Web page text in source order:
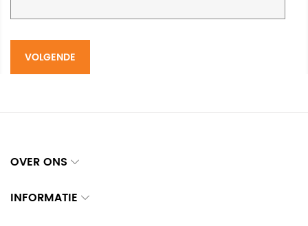
VOLGENDE
OVER ONS
INFORMATIE